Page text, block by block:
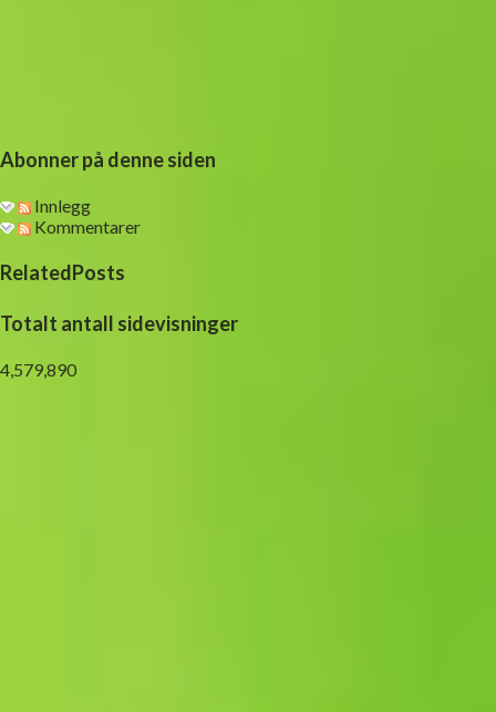
Abonner på denne siden
Innlegg
Kommentarer
RelatedPosts
Totalt antall sidevisninger
4,579,890